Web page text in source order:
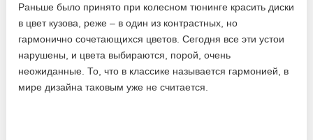
Раньше было принято при колесном тюнинге красить диски
в цвет кузова, реже – в один из контрастных, но
гармонично сочетающихся цветов. Сегодня все эти устои
нарушены, и цвета выбираются, порой, очень
неожиданные. То, что в классике называется гармонией, в
мире дизайна таковым уже не считается.